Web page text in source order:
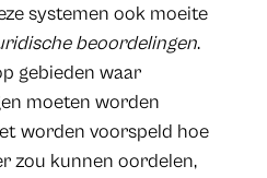
systemen ook moeite
beoordelingen.
gebieden waar
moeten worden
worden voorspeld hoe
zou kunnen oordelen,